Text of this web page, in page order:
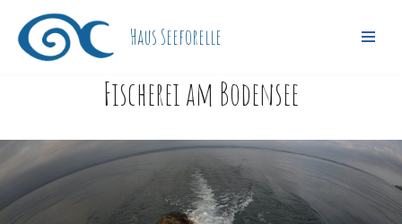
Zum
Haus Seeforelle
Fischerei am Bodensee